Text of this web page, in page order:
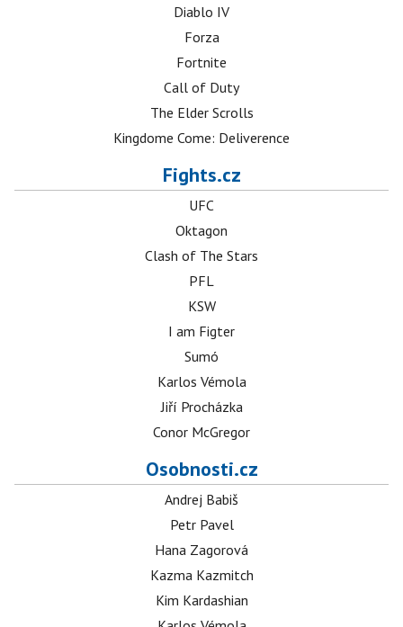
Diablo IV
Forza
Fortnite
Call of Duty
The Elder Scrolls
Kingdome Come: Deliverence
Fights.cz
UFC
Oktagon
Clash of The Stars
PFL
KSW
I am Figter
Sumó
Karlos Vémola
Jiří Procházka
Conor McGregor
Osobnosti.cz
Andrej Babiš
Petr Pavel
Hana Zagorová
Kazma Kazmitch
Kim Kardashian